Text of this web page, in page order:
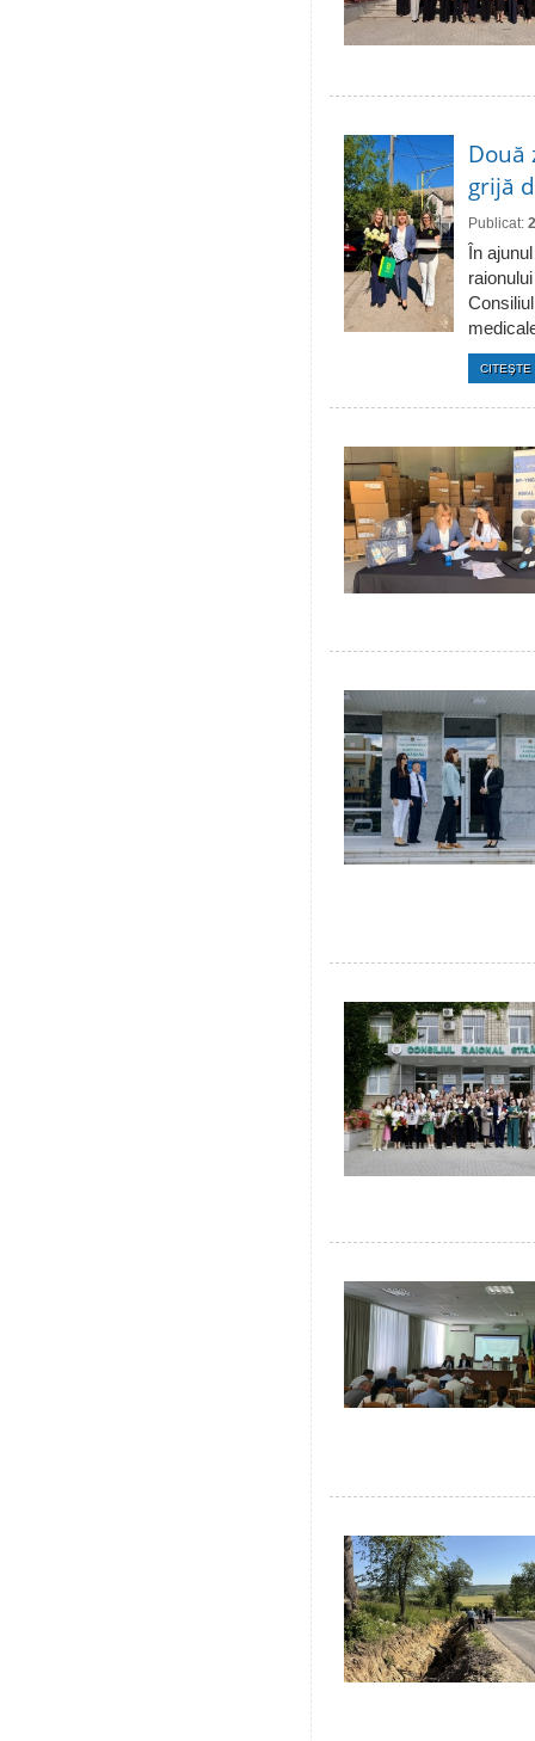
Două
grijă
Publicat:
În
CITEŞTE